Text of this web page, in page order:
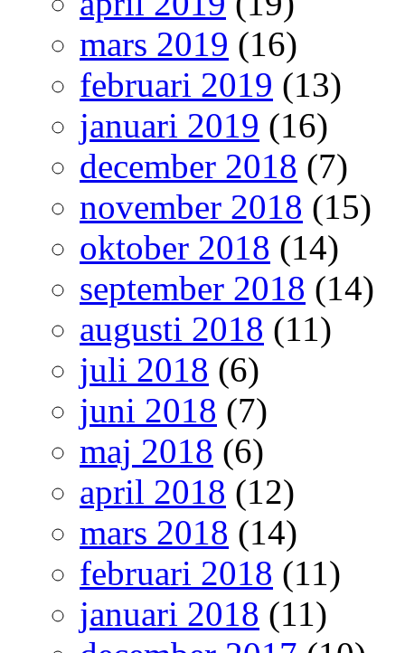
mars 2019 (16)
februari 2019 (13)
januari 2019 (16)
december 2018 (7)
november 2018 (15)
oktober 2018 (14)
september 2018 (14)
augusti 2018 (11)
juli 2018 (6)
juni 2018 (7)
maj 2018 (6)
april 2018 (12)
mars 2018 (14)
februari 2018 (11)
januari 2018 (11)